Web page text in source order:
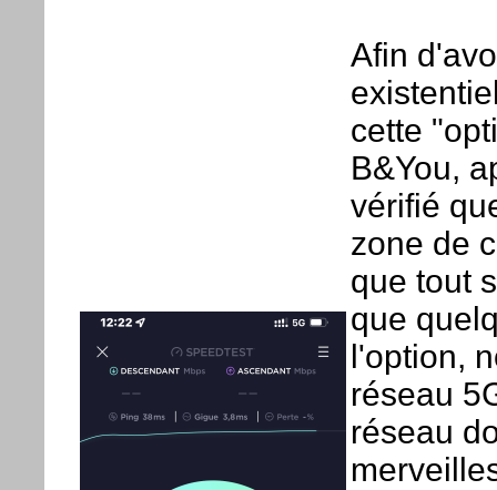
Afin
cette
B&You,
vérifié
zone de
que tout
que
l'option,
réseau
réseau